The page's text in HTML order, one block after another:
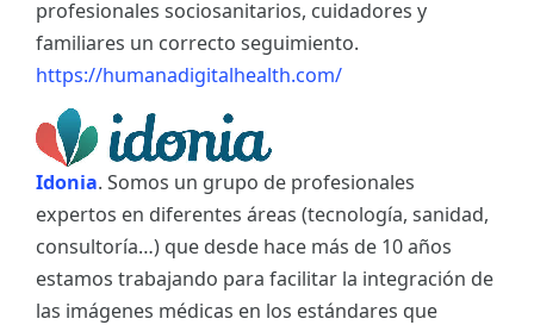
profesionales sociosanitarios, cuidadores y
familiares un correcto seguimiento.
https://humanadigitalhealth.com/
Idonia. Somos un grupo de profesionales
expertos en diferentes áreas (tecnología, sanidad,
consultoría…) que desde hace más de 10 años
estamos trabajando para facilitar la integración de
las imágenes médicas en los estándares que